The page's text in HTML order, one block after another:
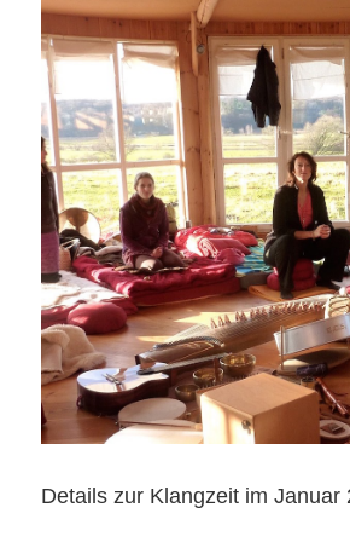
Zeige
grösseres
Bild
Details zur Klangzeit im Januar